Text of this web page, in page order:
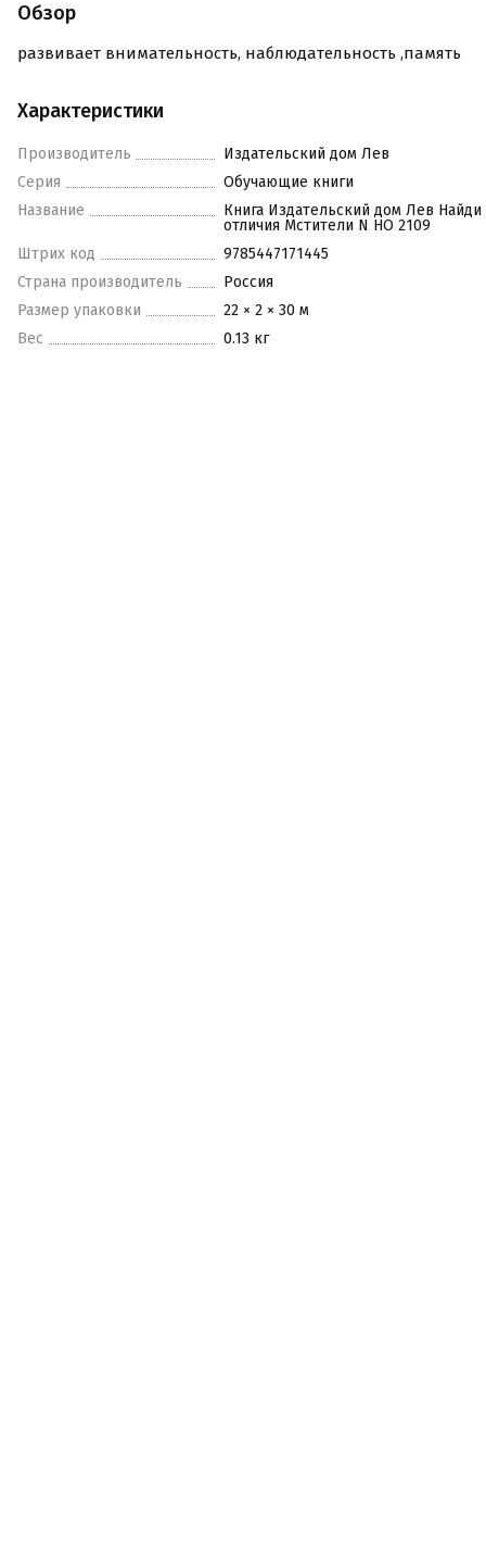
Обзор
развивает внимательность, наблюдательность ,память
Характеристики
Производитель
Издательский дом Лев
Серия
Обучающие книги
Название
Книга Издательский дом Лев Найди
отличия Мстители N НО 2109
Штрих код
9785447171445
Страна производитель
Россия
Размер упаковки
22 × 2 × 30 м
Вес
0.13 кг